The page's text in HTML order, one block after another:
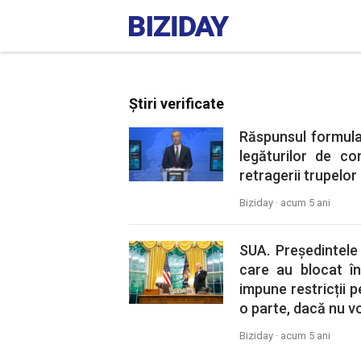
Știri verificate
Răspunsul
legăturilor de
retragerii trupelor
Biziday · acum 5 ani
SUA.
care au blocat
impune restricții
o parte, dacă nu
Biziday · acum 5 ani